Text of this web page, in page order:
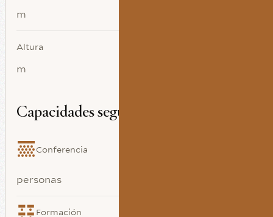
m
Altura
m
Capacidades según distribución
Conferencia
personas
Formación